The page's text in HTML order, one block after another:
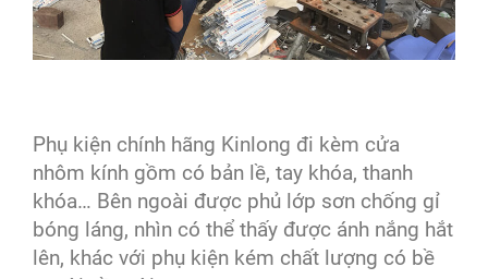
Phụ kiện chính hãng Kinlong đi kèm cửa
nhôm kính gồm có bản lề, tay khóa, thanh
khóa… Bên ngoài được phủ lớp sơn chống gỉ
bóng láng, nhìn có thể thấy được ánh nắng hắt
lên, khác với phụ kiện kém chất lượng có bề